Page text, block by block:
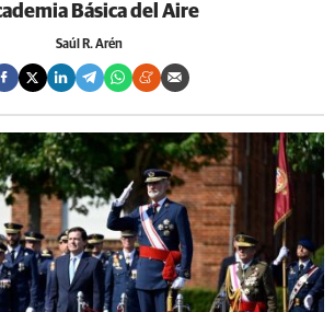
Básica del Aire
Saúl R. Arén